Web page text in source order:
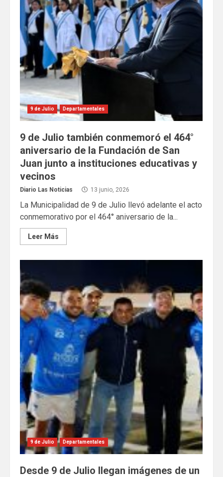
9 de Julio Departamentales
9 de Julio también conmemoró el 464°
aniversario de la Fundación de San
Juan junto a instituciones educativas y
vecinos
Diario Las Noticias 13 junio, 2026
La Municipalidad de 9 de Julio llevó adelante el acto
conmemorativo por el 464° aniversario de la...
Leer Más
9 de Julio Departamentales
Desde 9 de Julio llegan imágenes de un